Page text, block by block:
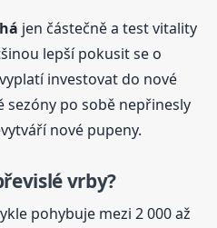
jen částečně a test vitality
lepší pokusit se o
investovat do nové
sezóny po sobě nepřinesly
nové pupeny.
vrby?
pohybuje mezi 2 000 až